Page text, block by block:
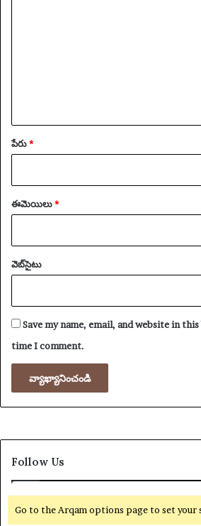
పేరు*
ఈమెయిలు*
వెబ్‌సైటు
Save my name, email, and website in
time I comment.
Follow Us
Go to the Arqam options page to set your